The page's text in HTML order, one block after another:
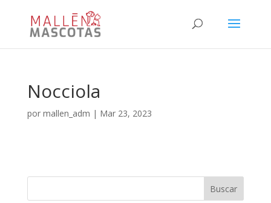
Nocciola
por mallen_adm | Mar 23, 2023